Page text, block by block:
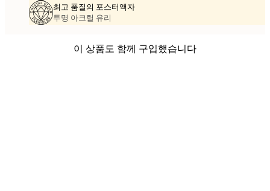
최고 품질의 포스터액자
투명 아크릴 유리
이 상품도 함께 구입했습니다